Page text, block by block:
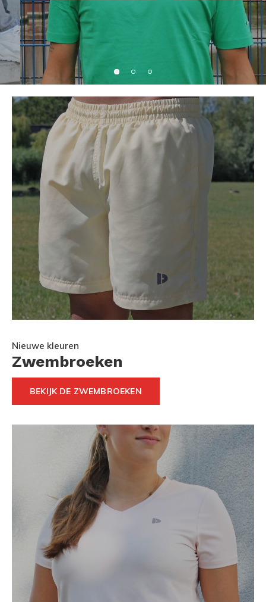
Nieuwe kleuren
Zwembroeken
BEKIJK DE ZWEMBROEKEN